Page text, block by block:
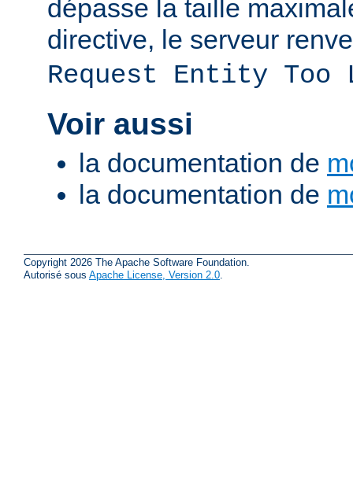
dépasse la taille
directive, le serveur
Request Entity Too
Voir aussi
la documentation de
la documentation de
Copyright 2026 The Apache Software Foundation.
Autorisé sous Apache License, Version 2.0.